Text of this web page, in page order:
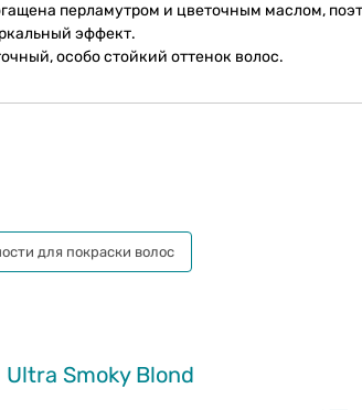
перламутром и цветочным маслом,
эффект.
особо стойкий оттенок волос.
Ultra Smoky Blond
для покраски волос